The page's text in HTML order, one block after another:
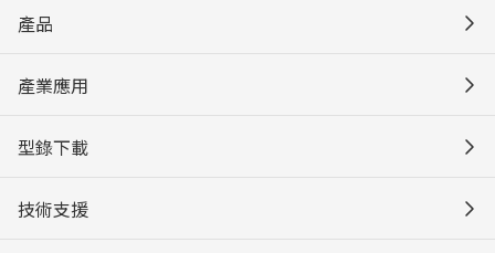
產品
產業應用
型錄下載
技術支援